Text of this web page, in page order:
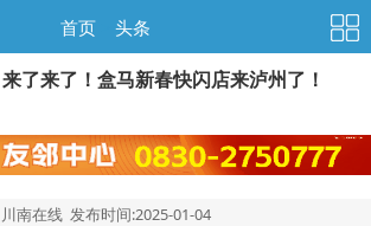
首页 头条
了来了！盒马新春快闪店来泸州了！
川南在线 发布时间:2025-01-04